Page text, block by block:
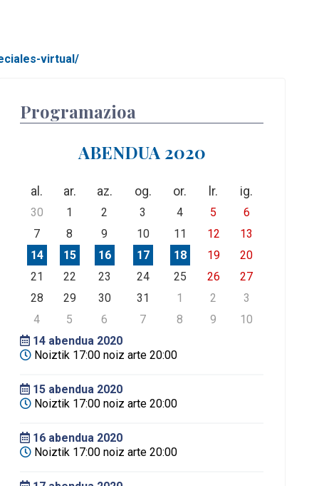
virtual/
Programazioa
ABENDUA 2020
al. ar. az. og. or. lr. ig.
30 1 2 3 4 5
6
7
8 9 10 11 12
13
14
15 16 17 18 19
20
21
22 23 24 25 26
27
28
29 30 31 1 2
3
4
5 6 7 8 9
10
14 abendua 2020
Noiztik 17:00 noiz arte 20:00
15 abendua 2020
Noiztik 17:00 noiz arte 20:00
16 abendua 2020
Noiztik 17:00 noiz arte 20:00